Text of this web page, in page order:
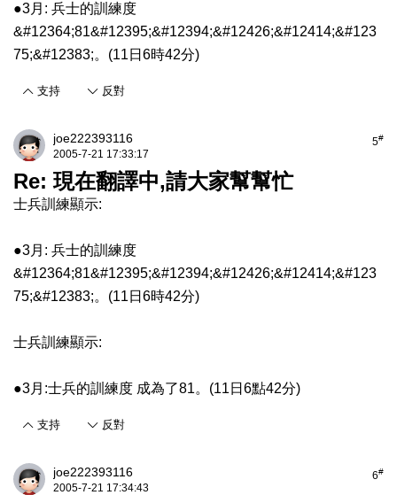
●3月: 兵士的訓練度
&#12364;81&#12395;&#12394;&#12426;&#12414;&#123
75;&#12383;。(11日6時42分)
支持 反對
5#
joe222393116
2005-7-21 17:33:17
Re: 現在翻譯中,請大家幫幫忙
士兵訓練顯示:
●3月: 兵士的訓練度
&#12364;81&#12395;&#12394;&#12426;&#12414;&#123
75;&#12383;。(11日6時42分)
士兵訓練顯示:
●3月:士兵的訓練度 成為了81。(11日6點42分)
支持 反對
6#
joe222393116
2005-7-21 17:34:43